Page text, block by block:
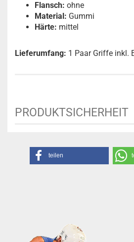
Flansch: ohne
Material: Gummi
Härte: mittel
Lieferumfang: 1 Paar Griffe inkl.
PRODUKTSICHERHEIT
teilen